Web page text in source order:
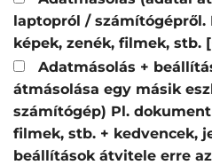
laptopról / számítógépről.
képek, zenék, filmek, stb.
Adatmásolás +
átmásolása egy másik
számítógép) Pl.
filmek, stb. + kedvencek,
beállítások átvitele erre